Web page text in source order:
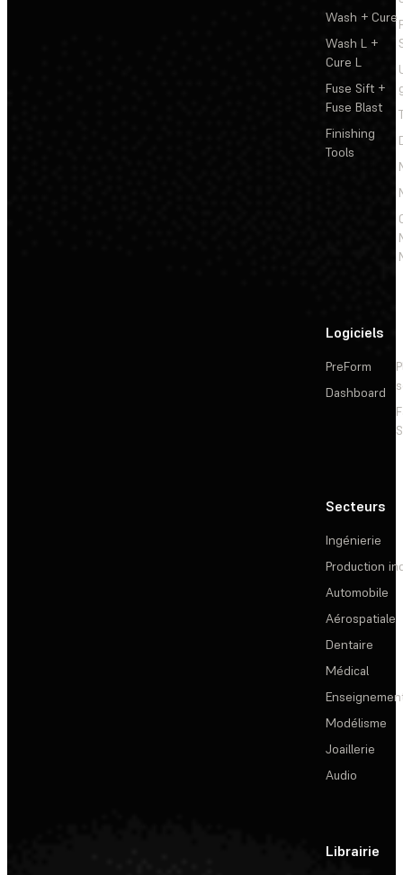
Wash + Cure
Wash L +
Cure L
Fuse Sift +
Fuse Blast
Finishing
Tools
Logiciels
PreForm
Dashboard
Secteurs
Ingénierie
Production
Automobile
Aérospatiale
Dentaire
Médical
Modélisme
Joaillerie
Audio
Librairie